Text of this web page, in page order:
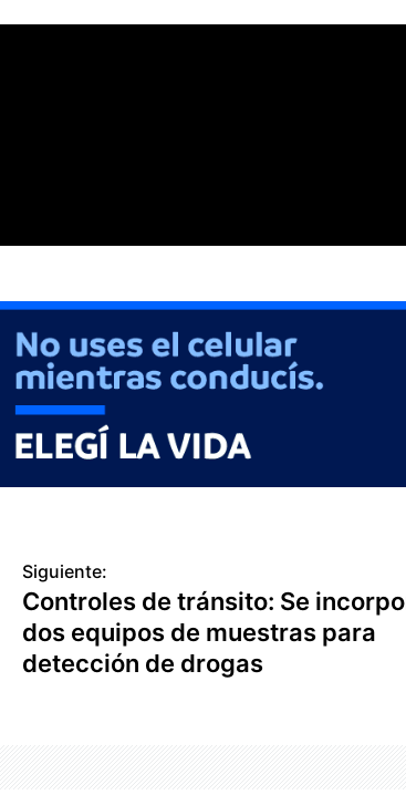
Siguiente:
Controles de tránsito: Se
dos equipos de muestras para
detección de drogas